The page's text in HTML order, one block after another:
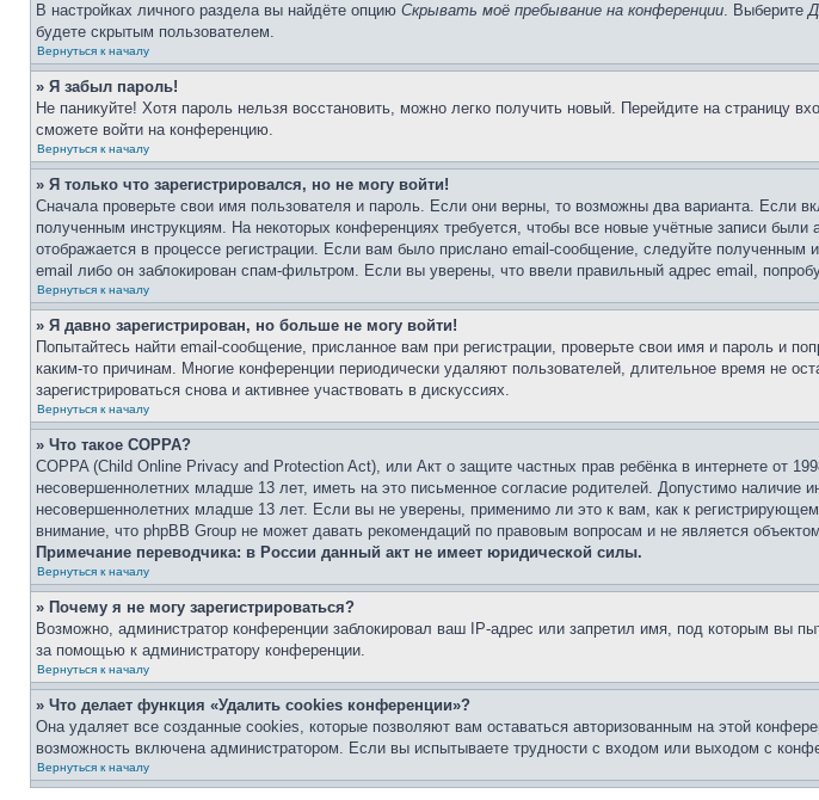
В настройках личного раздела вы найдёте опцию Скрывать моё пребывание на конференции. Выберите
будете скрытым пользователем.
Вернуться к началу
» Я забыл пароль!
Не паникуйте! Хотя пароль нельзя восстановить, можно легко получить новый. Перейдите на страницу
сможете войти на конференцию.
Вернуться к началу
» Я только что зарегистрировался, но не могу войти!
Сначала проверьте свои имя пользователя и пароль. Если они верны, то возможны два варианта. Если
полученным инструкциям. На некоторых конференциях требуется, чтобы все новые учётные записи
отображается в процессе регистрации. Если вам было прислано email-сообщение, следуйте
email либо он заблокирован спам-фильтром. Если вы уверены, что ввели правильный адрес email,
Вернуться к началу
» Я давно зарегистрирован, но больше не могу войти!
Попытайтесь найти email-сообщение, присланное вам при регистрации, проверьте свои имя и пароль и
каким-то причинам. Многие конференции периодически удаляют пользователей, длительное время не
зарегистрироваться снова и активнее участвовать в дискуссиях.
Вернуться к началу
» Что такое COPPA?
COPPA (Child Online Privacy and Protection Act), или Акт о защите частных прав ребёнка в интернете от
несовершеннолетних младше 13 лет, иметь на это письменное согласие родителей. Допустимо наличие
несовершеннолетних младше 13 лет. Если вы не уверены, применимо ли это к вам, как к
внимание, что phpBB Group не может давать рекомендаций по правовым вопросам и не является
Примечание переводчика: в России данный акт не имеет юридической силы.
Вернуться к началу
» Почему я не могу зарегистрироваться?
Возможно, администратор конференции заблокировал ваш IP-адрес или запретил имя, под которым вы
за помощью к администратору конференции.
Вернуться к началу
» Что делает функция «Удалить cookies конференции»?
Она удаляет все созданные cookies, которые позволяют вам оставаться авторизованным на этой
возможность включена администратором. Если вы испытываете трудности с входом или выходом с
Вернуться к началу